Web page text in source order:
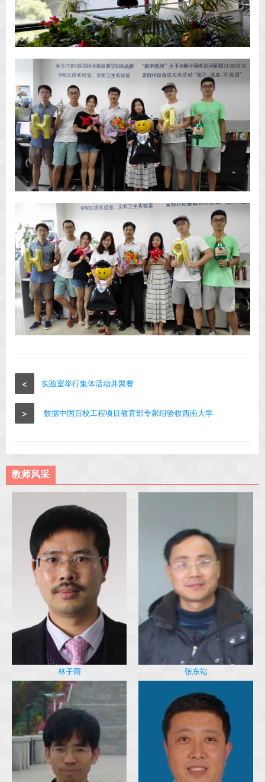
< 实验室举行集体活动并聚餐
> 数据中国百校工程项目教育部专家组验收西南大学
教师风采
林子雨 张东站